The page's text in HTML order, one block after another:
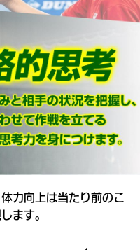
力向上は当たり前のこ
ます。